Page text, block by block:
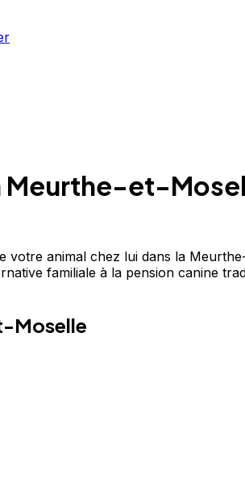
Meurthe-et-
animal chez lui dans la
familiale à la pension canine
Moselle